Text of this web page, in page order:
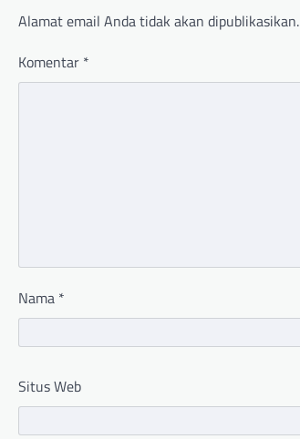
Alamat email Anda tidak akan dipublikasikan.
Komentar *
Nama *
Situs Web